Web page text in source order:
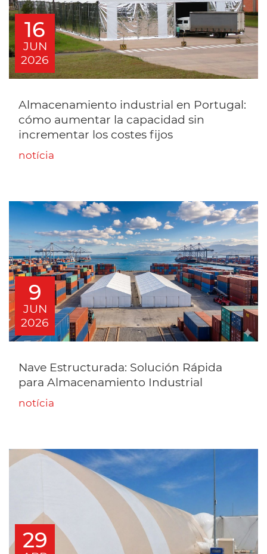
16
JUN
2026
Almacenamiento industrial en Portugal:
cómo aumentar la capacidad sin
incrementar los costes fijos
notícia
9
JUN
2026
Nave Estructurada: Solución Rápida
para Almacenamiento Industrial
notícia
29